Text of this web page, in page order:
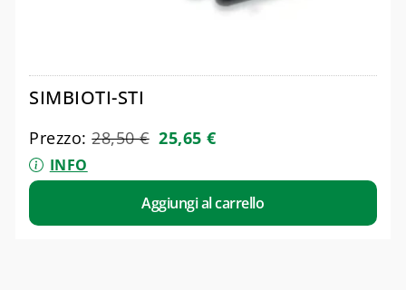
SIMBIOTI-STI
Prezzo:28,50€ 25,65€
INFO
Aggiungi al carrello